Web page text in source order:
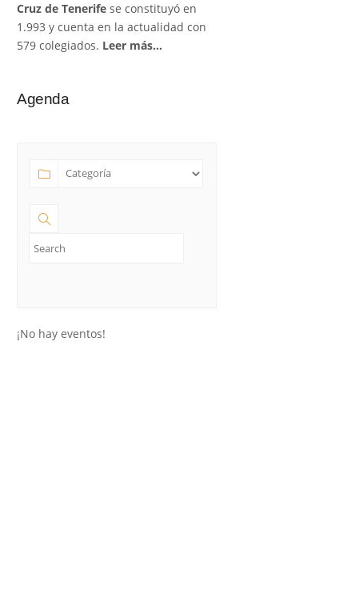
Cruz de Tenerife se constituyó en
1.993 y cuenta en la actualidad con
579 colegiados. Leer más…
Agenda
¡No hay eventos!